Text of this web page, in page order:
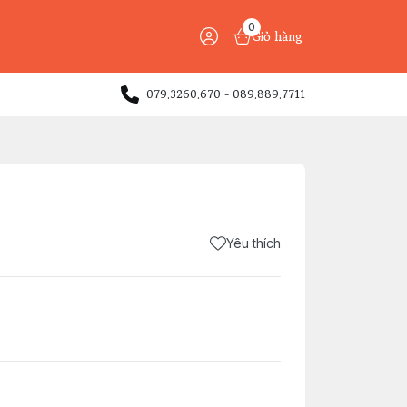
0
Giỏ hàng
079.3260.670 - 089.889.7711
Yêu thích